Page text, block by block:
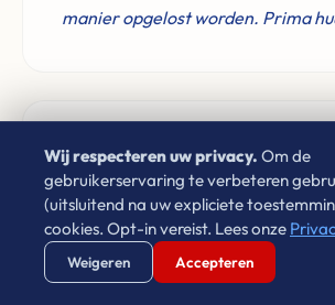
manier opgelost worden. Prima
MB
6 maanden geleden
"Ontzettend vriendelijk en
ontzettend fijn contact en ook een
Wij respecteren uw privacy. Om de
gebruikerservaring te verbeteren
(uitsluitend na uw expliciete
cookies. Opt-in vereist. Lees onze
Weigeren Accepteren
Verstuur WhatsApp